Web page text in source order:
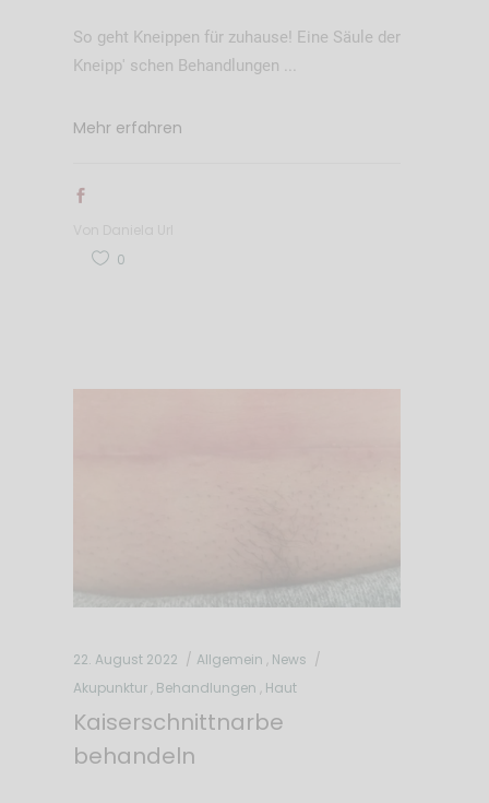
So geht Kneippen für zuhause! Eine Säule der
Kneipp' schen Behandlungen
Mehr erfahren
0
22. August 2022 Allgemein , News
Akupunktur , Behandlungen , Haut
Kaiserschnittnarbe
behandeln